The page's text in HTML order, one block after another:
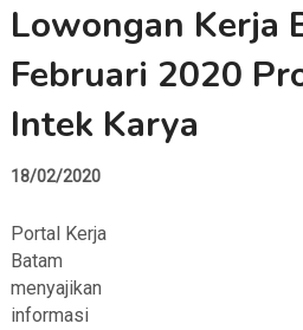
Lowongan Kerja
Februari 2020
Intek Karya
18/02/2020
Portal Kerja
Batam
menyajikan
informasi